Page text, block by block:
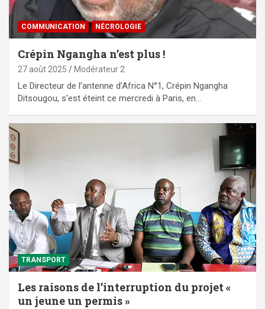
COMMUNICATION NÉCROLOGIE
Crépin Ngangha n’est plus !
27 août 2025 Modérateur 2
Le Directeur de l’antenne d’Africa N°1, Crépin Ngangha
Ditsougou, s’est éteint ce mercredi à Paris, en…
TRANSPORT
Les raisons de l’interruption du projet «
un jeune un permis »